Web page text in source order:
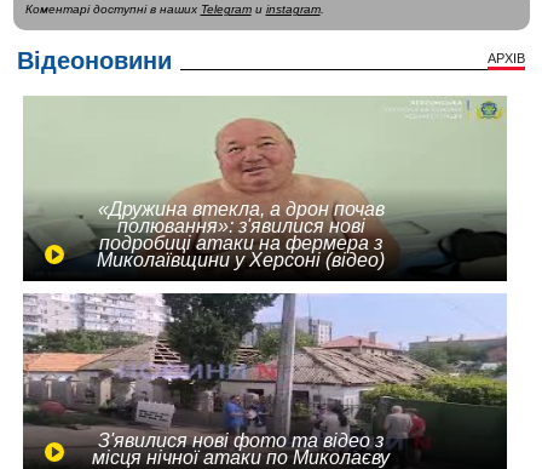
Коментарі доступні в наших Telegramи instagram.
Відеоновини АРХІВ
«Дружина втекла, а дрон почав
полювання»: з'явилися нові
подробиці атаки на фермера з
Миколаївщини у Херсоні (відео)
З'явилися нові фото та відео з
місця нічної атаки по Миколаєву